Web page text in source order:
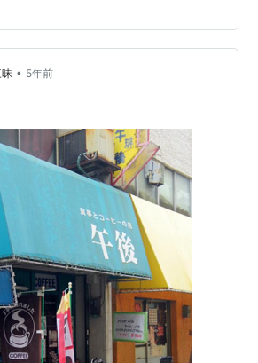
た」は毎回観ていた記憶がありま
ていたのを隣で観ていたぐらいの感
すが、そんな中で野猿の皆さんが番
…
• 5年前